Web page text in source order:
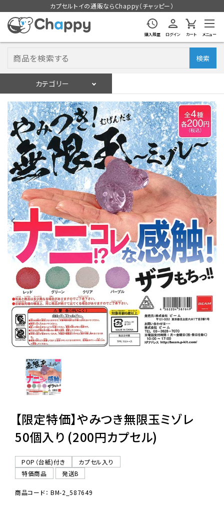
カプセルトイの通販ならChappy（チャッピー）
購入履歴 ログイン カート メニュー
検索
カテゴリー
ログイン 会員登録
入荷スケジュールをチェック
カプセルトイマシン本体
カプセルトイ
販促用空カプセル
レンタル
景品・玩具・文具
販促用カプセルトイ
よくあるご質問
06-6282-7659
【限定特価】やみつき無限玉ミゾレ
50個入り (200円カプセル)
POP（台紙)付き
カプセル入り
特価商品
発送B
商品コード： BM-2_587649